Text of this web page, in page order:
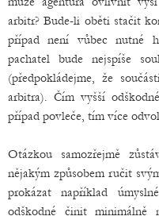
arbitr? Bude-li oběti stačit
případ není vůbec nutné
pachatel bude nejspíše
(předpokládejme, že
arbitra). Čím vyšší
případ povleče, tím více
Otázkou samozřejmě
nějakým způsobem ručit
prokázat například
odškodné činit